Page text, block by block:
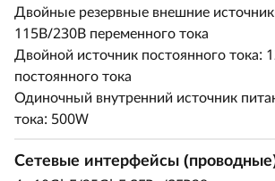
конфигурациях и имеет морскую
сертификацию.
Двойные резервные внешние
115В/230В переменного тока
Двойной источник постоянного тока:
постоянного тока
Одиночный внутренний источник
тока: 500W
Сетевые интерфейсы